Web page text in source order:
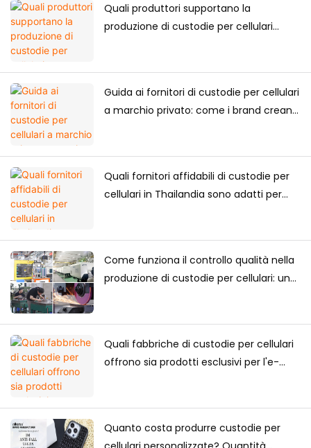
Quali produttori supportano la
produzione di custodie per cellulari
Guida ai fornitori di custodie per cellulari
a marchio privato: come i brand creano
Quali fornitori affidabili di custodie per
cellulari in Thailandia sono adatti per
Come funziona il controllo qualità nella
produzione di custodie per cellulari: una
Quali fabbriche di custodie per cellulari
offrono sia prodotti esclusivi per l'e-
Quanto costa produrre custodie per